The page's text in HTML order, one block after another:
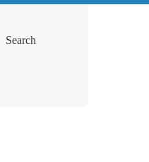
Search